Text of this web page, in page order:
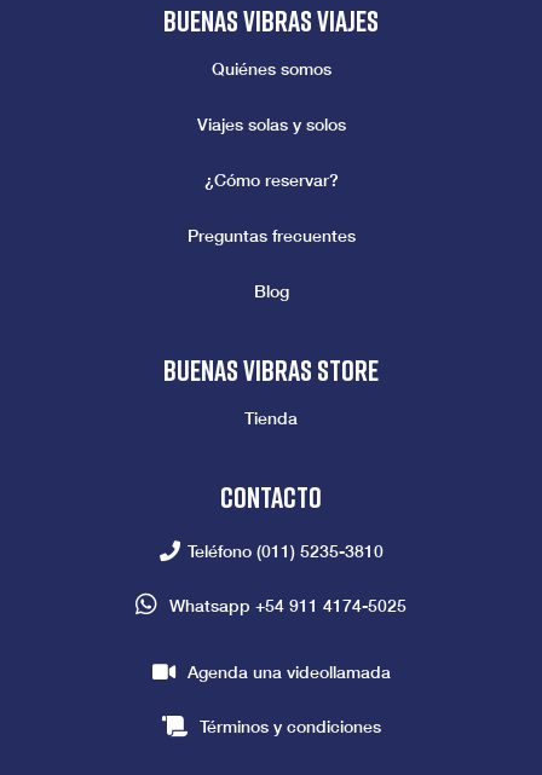
Buenas vibras viajes
Quiénes somos
Viajes solas y solos
¿Cómo reservar?
Preguntas frecuentes
Blog
Buenas vibras store
Tienda
Contacto
Teléfono (011) 5235-3810
Whatsapp +54 911 4174-5025
Agenda una videollamada
Términos y condiciones